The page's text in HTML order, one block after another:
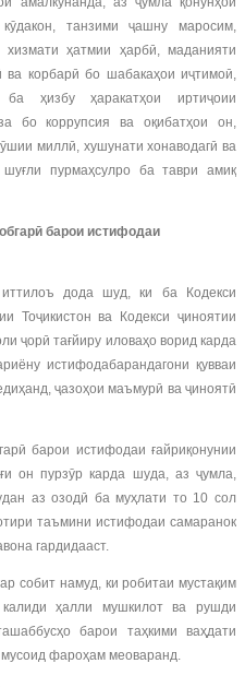
танзими ҷашну маросим,
ҳатмии ҳарбӣ, маданияти
корбарӣ бо шабакаҳои иҷтимоӣ,
ҳизбу ҳаракатҳои иртиҷоии
бо коррупсия ва оқибатҳои он,
миллӣ, хушунати хонаводагӣ ва
пурмаҳсулро ба таври амиқ
барои истифодаи
дода шуд, ки ба Кодекси
Тоҷикистон ва Кодекси ҷиноятии
ҷорӣ тағйиру иловаҳо ворид карда
истифодабарандагони қувваи
ҷазоҳои маъмурӣ ва ҷиноятӣ
барои истифодаи ғайриқонунии
он пурзӯр карда шуда, аз ҷумла,
аз озодӣ ба муҳлати то 10 сол
таъмини истифодаи самаранок
гардидааст.
собит намуд, ки робитаи мустақим
ҳалли мушкилот ва рушди
барои таҳкими ваҳдати
фароҳам меоваранд.